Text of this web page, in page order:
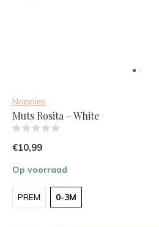
Noppies
Muts Rosita – White
€10,99
Op voorraad
PREM 0-3M